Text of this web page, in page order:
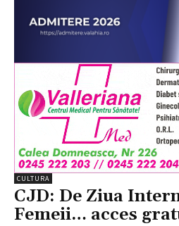
CULTURA
CJD: De Ziua
Femeii… acces